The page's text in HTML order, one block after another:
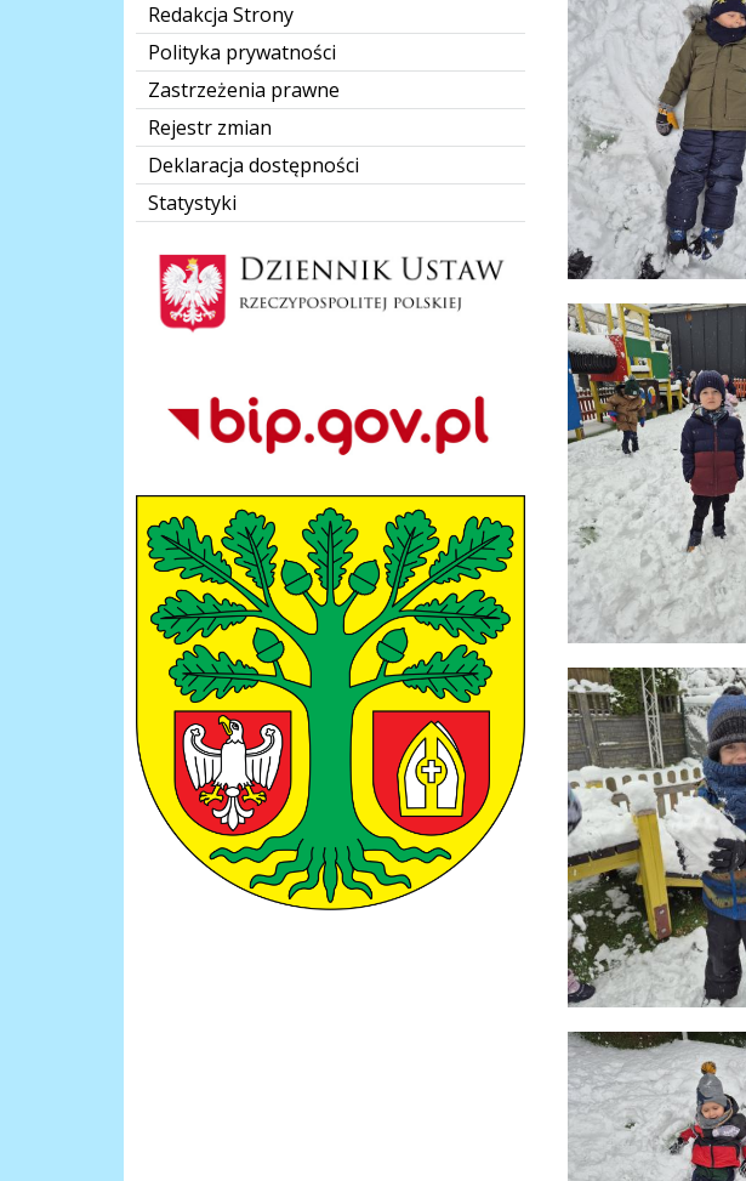
Redakcja Strony
Polityka prywatności
Zastrzeżenia prawne
Rejestr zmian
Deklaracja dostępności
Statystyki
herb-gmina